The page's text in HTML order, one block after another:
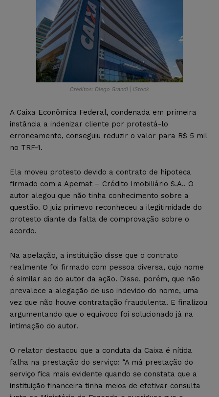
Créditos: Diego Grandi | iStock
A Caixa Econômica Federal, condenada em primeira
instância a indenizar cliente por protestá-lo
erroneamente, conseguiu reduzir o valor para R$ 5 mil
no TRF-1.
Ela moveu protesto devido a contrato de hipoteca
firmado com a Apemat – Crédito Imobiliário S.A.. O
autor alegou que não tinha conhecimento sobre a
questão. O juiz primevo reconheceu a ilegitimidade do
protesto diante da falta de comprovação sobre o
acordo.
Na apelação, a instituição disse que o contrato
realmente foi firmado com pessoa diversa, cujo nome
é similar ao do autor da ação. Disse, porém, que não
prevalece a alegação de uso indevido do nome, uma
vez que não houve contratação fraudulenta. E finalizou
argumentando que o equívoco foi solucionado já na
intimação do autor.
O relator destacou que a conduta da Caixa é nítida
falha na prestação do serviço: “A má prestação do
serviço fica mais evidente quando se constata que a
instituição financeira tinha meios de efetivar consulta